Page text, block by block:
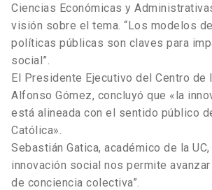
Ciencias Económicas y
visión sobre el tema. “Los modelos
políticas públicas son claves para
social”.
El Presidente Ejecutivo del Centro de
Alfonso Gómez, concluyó que «la
está alineada con el sentido público
Católica».
Sebastián Gatica, académico de la
innovación social nos permite
de conciencia colectiva”.